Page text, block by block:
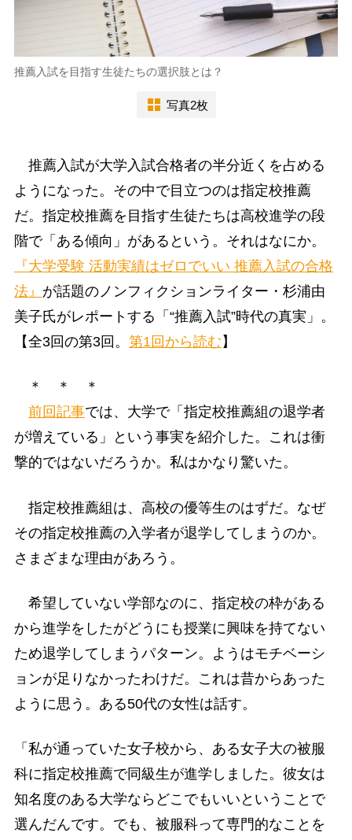
推薦入試を目指す生徒たちの選択肢とは？
写真2枚
推薦入試が大学入試合格者の半分近くを占める
ようになった。その中で目立つのは指定校推薦
だ。指定校推薦を目指す生徒たちは高校進学の段
階で「ある傾向」があるという。それはなにか。
『大学受験 活動実績はゼロでいい 推薦入試の合格
法』 が話題のノンフィクションライター・杉浦由
美子氏がレポートする「“推薦入試”時代の真実」。
【全3回の第3回。 第1回から読む 】
＊ ＊ ＊
前回記事では、大学で「指定校推薦組の退学者
が増えている」という事実を紹介した。これは衝
撃的ではないだろうか。私はかなり驚いた。
指定校推薦組は、高校の優等生のはずだ。なぜ
その指定校推薦の入学者が退学してしまうのか。
さまざまな理由があろう。
希望していない学部なのに、指定校の枠がある
から進学をしたがどうにも授業に興味を持てない
ため退学してしまうパターン。ようはモチベーシ
ョンが足りなかったわけだ。これは昔からあった
ように思う。ある50代の女性は話す。
「私が通っていた女子校から、ある女子大の被服
科に指定校推薦で同級生が進学しました。彼女は
知名度のある大学ならどこでもいいということで
選んだんです。でも、被服科って専門的なことを